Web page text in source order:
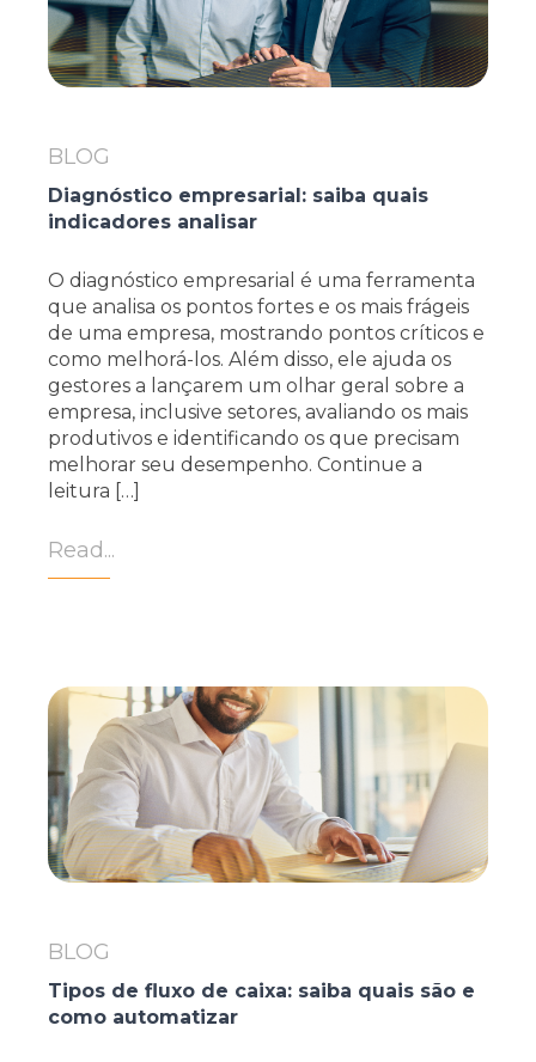
BLOG
Diagnóstico empresarial: saiba quais
indicadores analisar
O diagnóstico empresarial é uma ferramenta
que analisa os pontos fortes e os mais frágeis
de uma empresa, mostrando pontos críticos e
como melhorá-los. Além disso, ele ajuda os
gestores a lançarem um olhar geral sobre a
empresa, inclusive setores, avaliando os mais
produtivos e identificando os que precisam
melhorar seu desempenho. Continue a
leitura […]
Read...
BLOG
Tipos de fluxo de caixa: saiba quais são e
como automatizar